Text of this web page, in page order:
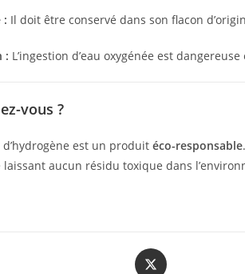
: Il doit être conservé dans son flacon
: L’ingestion d’eau oxygénée est
vous ?
d’hydrogène est un produit éco-responsable
laissant aucun résidu toxique dans